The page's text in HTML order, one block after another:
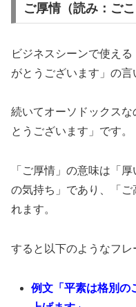
ご厚情（読み：ごこ
ビジネスシーンで使え
がとうございます」の
続いてオーソドックス
とうございます」です。
「ご厚情」の意味は「
の気持ち」であり、「
れます。
すると以下のようなフレ
例文「平素は格別の